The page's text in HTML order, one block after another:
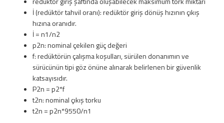
İ (redüktör tahvil oranı): redüktör giriş dönüş hızının çıkış
hızına oranıdır.
İ = n1/n2
p2n: nominal çekilen güç değeri
f: redüktörün çalışma koşulları, sürülen donanımın ve
sürücünün tipi göz önüne alınarak belirlenen bir güvenlik
katsayısıdır.
P2n = p2*f
t2n: nominal çıkış torku
t2n = p2n*9550/n1